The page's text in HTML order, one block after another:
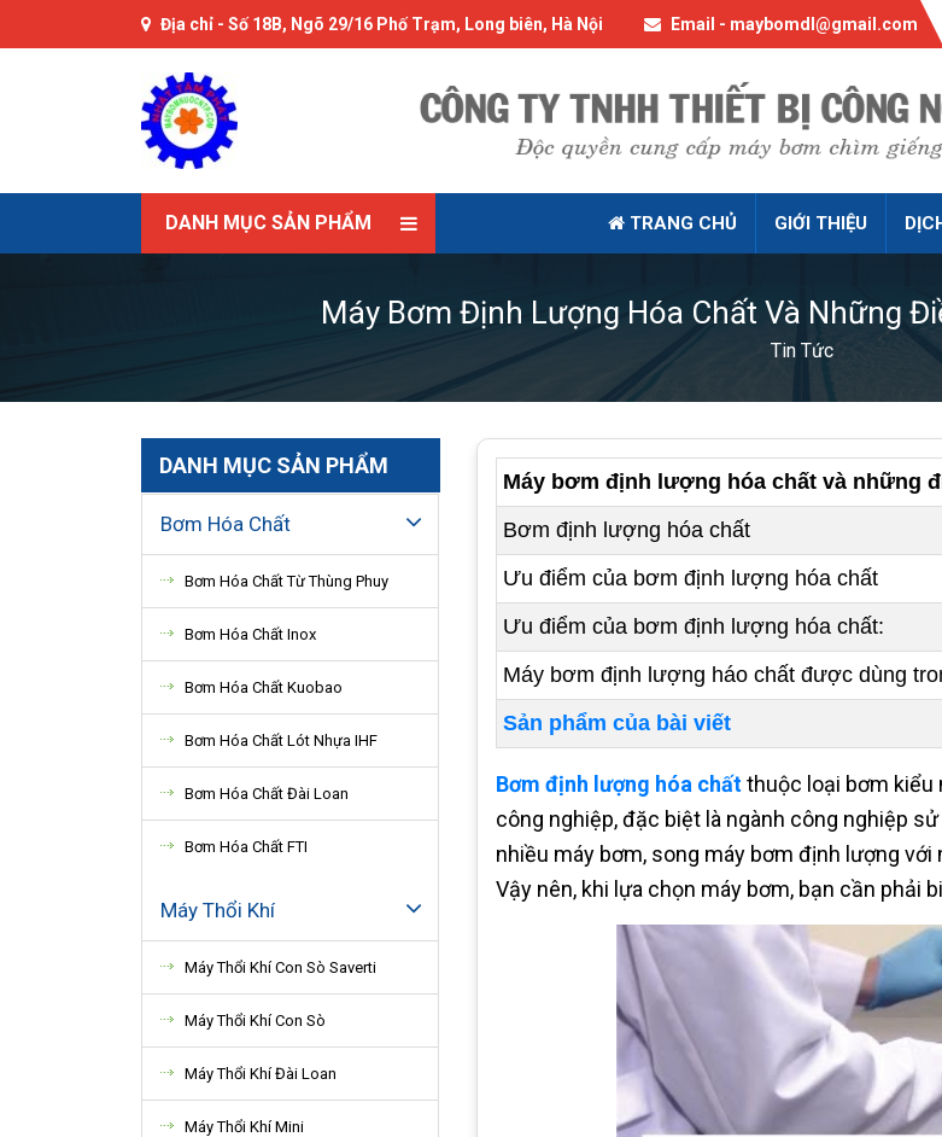
Địa chỉ - Số 18B, Ngõ 29/16 Phố Trạm, Long biên, Hà Nội Email - maybomdl@gmail.com
DANH MỤC SẢN PHẨM TRANG CHỦ GIỚI THIỆU
Máy Bơm Định Lượng Hóa Chất Và Những
Tin Tức
DANH MỤC SẢN PHẨM
Bơm Hóa Chất
Bơm Hóa Chất Từ Thùng Phuy
Bơm Hóa Chất Inox
Bơm Hóa Chất Kuobao
Bơm Hóa Chất Lót Nhựa IHF
Bơm Hóa Chất Đài Loan
Bơm Hóa Chất FTI
Máy Thổi Khí
Máy Thổi Khí Con Sò Saverti
Máy Thổi Khí Con Sò
Máy Thổi Khí Đài Loan
Máy Thổi Khí Mini
Máy bơm định lượng hóa chất và những
Bơm định lượng hóa chất
Ưu điểm của bơm định lượng hóa chất
Ưu điểm của bơm định lượng hóa chất:
Máy bơm định lượng háo chất được dùng
Sản phẩm của bài viết
Bơm định lượng hóa chấtthuộc loại bơm kiểu
công nghiệp, đặc biệt là ngành công nghiệp
nhiều máy bơm, song máy bơm định lượng
Vậy nên, khi lựa chọn máy bơm, bạn cần phải